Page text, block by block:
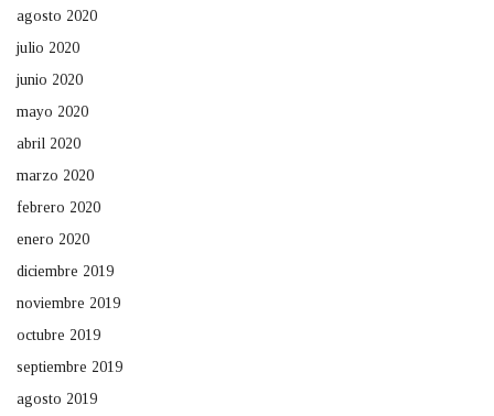
agosto 2020
julio 2020
junio 2020
mayo 2020
abril 2020
marzo 2020
febrero 2020
enero 2020
diciembre 2019
noviembre 2019
octubre 2019
septiembre 2019
agosto 2019